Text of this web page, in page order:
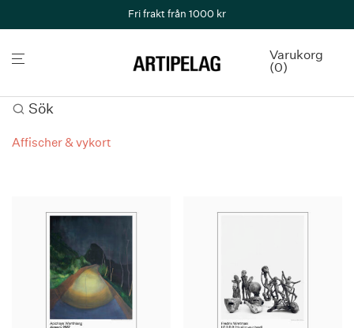
Fri frakt från 1000 kr
Varukorg
0
Sök
Affischer & vykort